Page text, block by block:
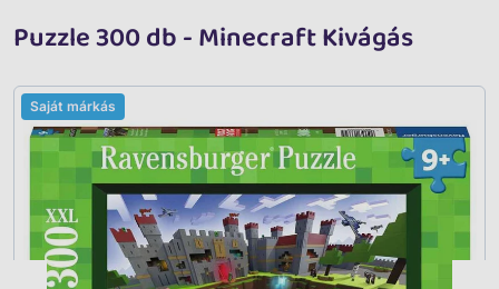
Puzzle 300 db - Minecraft Kivágás
Vissza
Saját márkás